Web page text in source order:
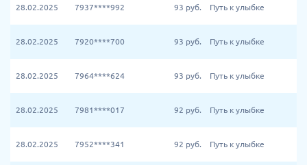
28.02.2025 7937****992 93 руб. Путь к улыбке
28.02.2025 7920****700 93 руб. Путь к улыбке
28.02.2025 7964****624 93 руб. Путь к улыбке
28.02.2025 7981****017 92 руб. Путь к улыбке
28.02.2025 7952****341 92 руб. Путь к улыбке